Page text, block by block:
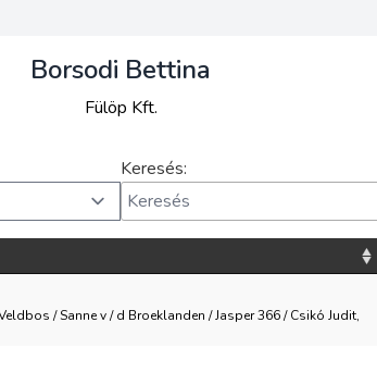
Borsodi Bettina
Fülöp Kft.
Keresés:
/ Sanne v / d Broeklanden / Jasper 366 / Csikó Judit,